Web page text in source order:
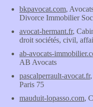
bkpavocat.com,
Divorce Immobilier
avocat-hermant.fr,
droit sociétés, civil,
ab-avocats-
AB Avocats
pascalperrault-avocat.fr
Paris 75
mauduit-lopasso.com,